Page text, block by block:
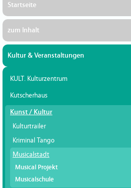
Startseite
zum Inhalt
Kultur & Veranstaltungen
KULT. Kulturzentrum
Kutscherhaus
Kunst / Kultur
Kulturtrailer
Kriminal Tango
Musicalstadt
Musical Projekt
Musicalschule